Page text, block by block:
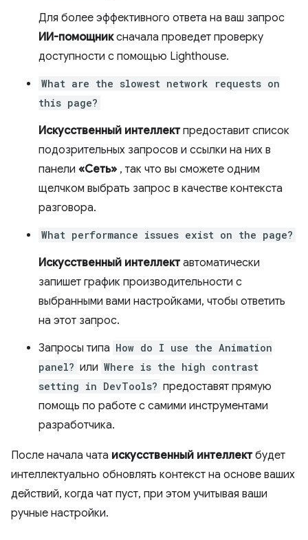
Для более эффективного ответа на ваш запрос
ИИ-помощниксначала проведет проверку
доступности с помощью Lighthouse.
What are the slowest network requests on
this page?
Искусственный интеллектпредоставит список
подозрительных запросов и ссылки на них в
панели «Сеть» , так что вы сможете одним
щелчком выбрать запрос в качестве контекста
разговора.
What performance issues exist on the page?
Искусственный интеллектавтоматически
запишет график производительности с
выбранными вами настройками, чтобы ответить
на этот запрос.
Запросы типа How do I use the Animation
panel? или Where is the high contrast
setting in DevTools? предоставят прямую
помощь по работе с самими инструментами
разработчика.
После начала чата искусственный интеллектбудет
интеллектуально обновлять контекст на основе ваших
действий, когда чат пуст, при этом учитывая ваши
ручные настройки.